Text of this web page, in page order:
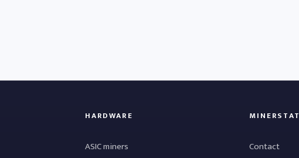
HARDWARE
ASIC miners
MINERSTAT
Contact